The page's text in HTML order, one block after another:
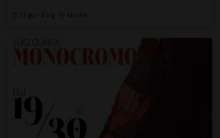
17 giu - 8 lug Mostre